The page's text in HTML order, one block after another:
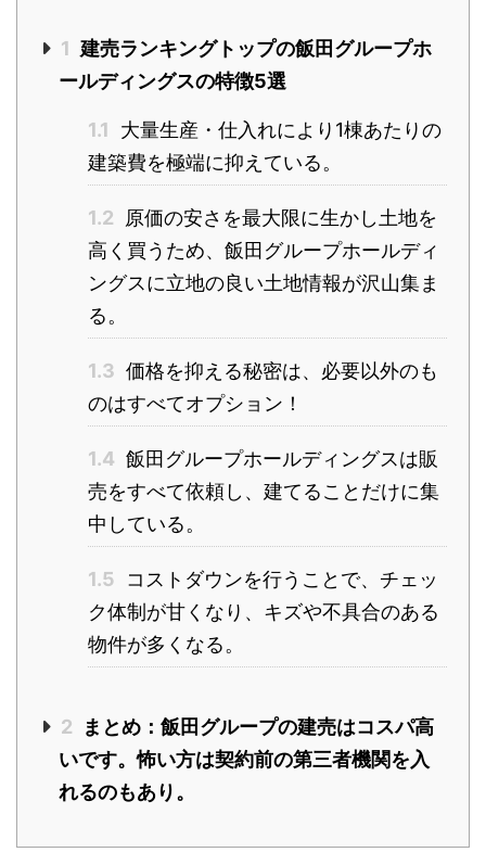
1 建売ランキングトップの飯田グループホ
ールディングスの特徴5選
1.1
大量生産・仕入れにより1棟あたりの
建築費を極端に抑えている。
1.2
原価の安さを最大限に生かし土地を
高く買うため、飯田グループホールディ
ングスに立地の良い土地情報が沢山集ま
る。
1.3 価格を抑える秘密は、必要以外のも
のはすべてオプション！
1.4 飯田グループホールディングスは販
売をすべて依頼し、建てることだけに集
中している。
1.5
コストダウンを行うことで、チェッ
ク体制が甘くなり、キズや不具合のある
物件が多くなる。
2
まとめ：飯田グループの建売はコスパ高
いです。怖い方は契約前の第三者機関を入
れるのもあり。